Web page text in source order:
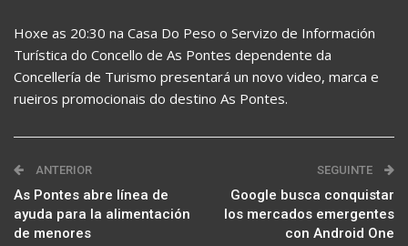
Hoxe as 20:30 na Casa Do Peso o Servizo de Información
Turística do Concello de As Pontes dependente da
Concellería de Turismo presentará un novo video, marca e
rueiros promocionais do destino As Pontes.
ANTERIOR
As Pontes abre línea de
ayuda para la alimentación
de menores
SEGUINTE
Google busca conquistar
los mercados emergentes
con Android One